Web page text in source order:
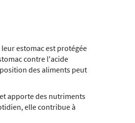
estomac est protégée
contre l'acide
des aliments peut
apporte des nutriments
elle contribue à